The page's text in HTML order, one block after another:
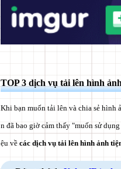
TOP 3 dịch vụ tải lên hình
Khi bạn muốn tải lên và chia sẻ hình
n đã bao giờ cảm thấy "muốn sử
ệu về các dịch vụ tải lên hình ảnh